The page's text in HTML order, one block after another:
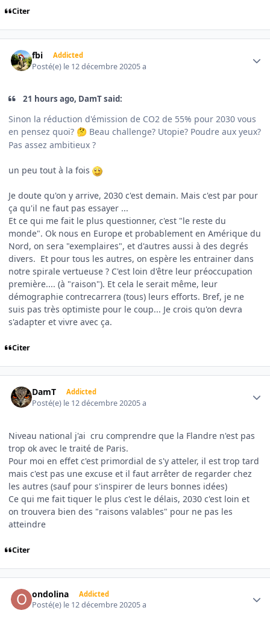
Citer
fbi Addicted
Posté(e) le 12 décembre 20205 a
21 hours ago, DamT said:
Sinon la réduction d'émission de CO2 de 55% pour 2030 vous
en pensez quoi? 🤔 Beau challenge? Utopie? Poudre aux yeux?
Pas assez ambitieux ?
un peu tout à la fois
Je doute qu'on y arrive, 2030 c'est demain. Mais c'est par pour
ça qu'il ne faut pas essayer ...
Et ce qui me fait le plus questionner, c'est "le reste du
monde". Ok nous en Europe et probablement en Amérique du
Nord, on sera "exemplaires", et d'autres aussi à des degrés
divers. Et pour tous les autres, on espère les entrainer dans
notre spirale vertueuse ? C'est loin d'être leur préoccupation
première.... (à "raison"). Et cela le serait même, leur
démographie contrecarrera (tous) leurs efforts. Bref, je ne
suis pas très optimiste pour le coup... Je crois qu'on devra
s'adapter et vivre avec ça.
Citer
DamT Addicted
Posté(e) le 12 décembre 20205 a
Niveau national j'ai cru comprendre que la Flandre n'est pas
trop ok avec le traité de Paris.
Pour moi en effet c'est primordial de s'y atteler, il est trop tard
mais c'est pas une excuse et il faut arrêter de regarder chez
les autres (sauf pour s'inspirer de leurs bonnes idées)
Ce qui me fait tiquer le plus c'est le délais, 2030 c'est loin et
on trouvera bien des "raisons valables" pour ne pas les
atteindre
Citer
ondolina Addicted
Posté(e) le 12 décembre 20205 a